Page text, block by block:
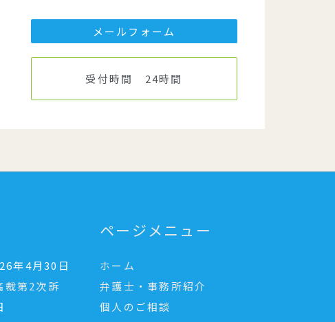
メールフォーム
受付時間 24時間
年4月30日
裁第2次訴
ページメニュー
ホーム
弁護士・事務所紹介
個人のご相談